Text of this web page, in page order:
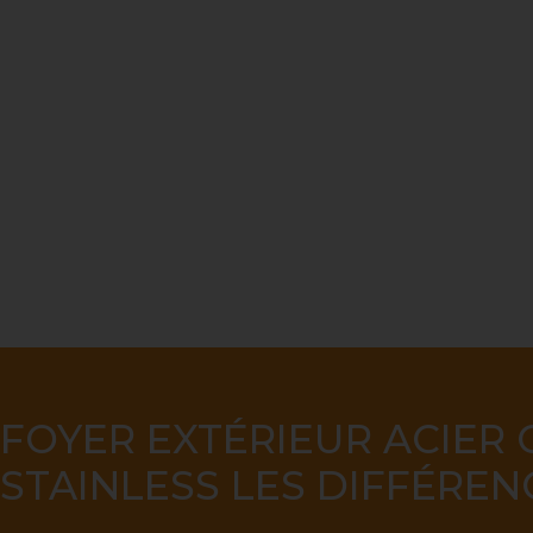
FOYER EXTÉRIEUR ACIER
STAINLESS LES